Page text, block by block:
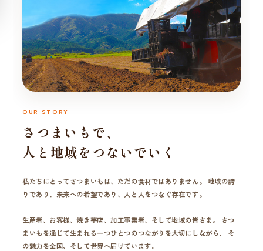
OUR STORY
さつまいもで、
人と地域をつないでいく
私たちにとってさつまいもは、ただの食材ではありません。 地域の誇
りであり、未来への希望であり、人と人をつなぐ存在です。
生産者、お客様、焼き芋店、加工事業者、そして地域の皆さま。 さつ
まいもを通じて生まれる一つひとつのつながりを大切にしながら、 そ
の魅力を全国、そして世界へ届けています。